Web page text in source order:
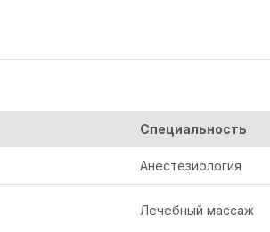
Специальность
Анестезиология
Лечебный массаж